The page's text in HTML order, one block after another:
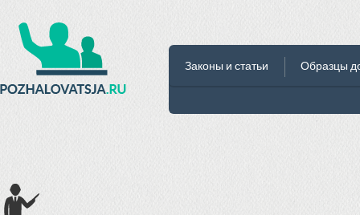
Законы и статьи Образцы